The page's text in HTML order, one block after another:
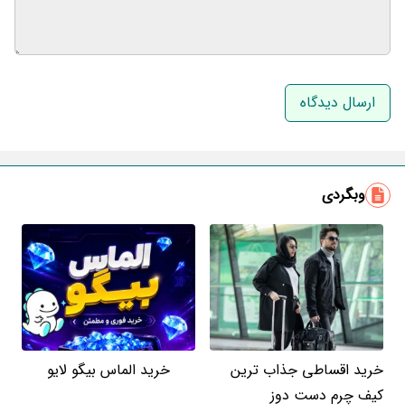
نام و نام خانوادگی
وبگردی
خرید اقساطی جذاب ترین
کیف چرم دست دوز
خرید الماس بیگو لایو